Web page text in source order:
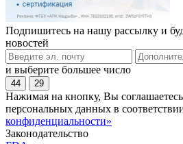
Подпишитесь на нашу рассылку и
новостей
и выберите большее число
44 29
Нажимая на кнопку, Вы
персональных данных в
конфиденциальности»
Законодательство